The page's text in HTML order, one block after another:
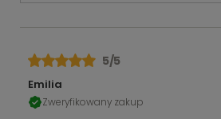
5/5
Emilia
Zweryfikowany zakup